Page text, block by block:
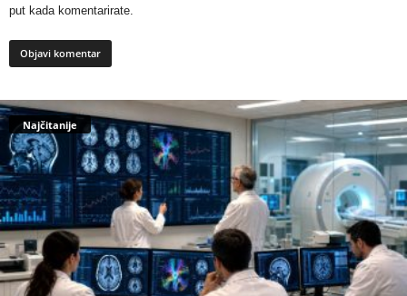
put kada komentarirate.
Najčitanije